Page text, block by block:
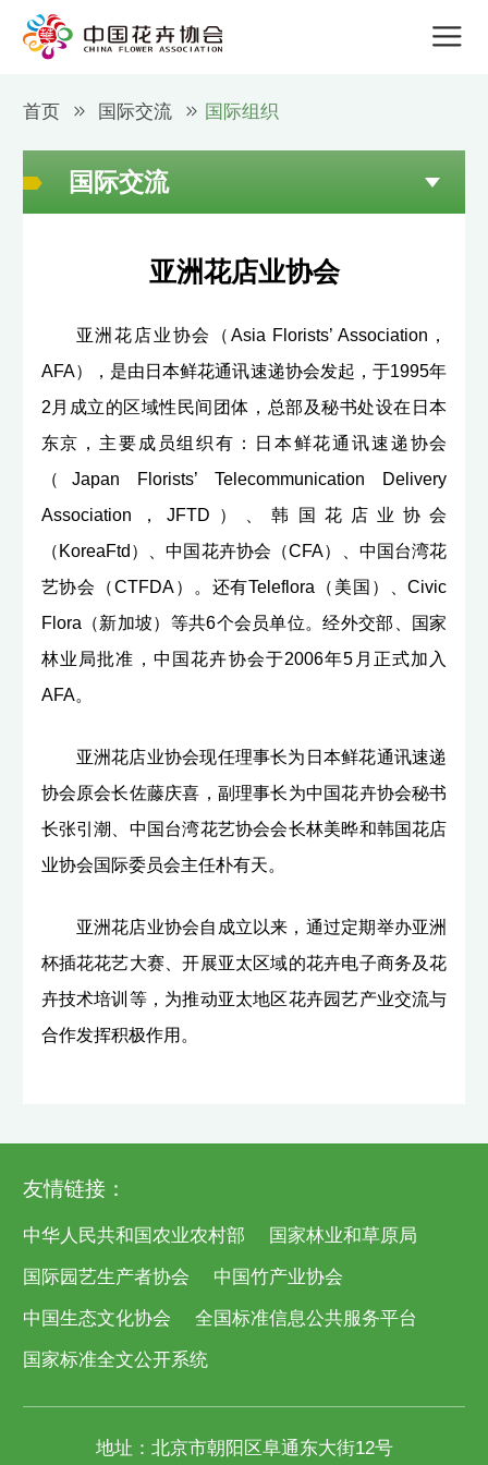
首页 国际交流 国际组织
国际交流
亚洲花店业协会
亚洲花店业协会（Asia Florists’ Association，
AFA），是由日本鲜花通讯速递协会发起，于1995年
2月成立的区域性民间团体，总部及秘书处设在日本
东京，主要成员组织有：日本鲜花通讯速递协会
（Japan Florists’ Telecommunication Delivery
Association，JFTD）、韩国花店业协会
（KoreaFtd）、中国花卉协会（CFA）、中国台湾花
艺协会（CTFDA）。还有Teleflora（美国）、Civic
Flora（新加坡）等共6个会员单位。经外交部、国家
林业局批准，中国花卉协会于2006年5月正式加入
AFA。
亚洲花店业协会现任理事长为日本鲜花通讯速递
协会原会长佐藤庆喜，副理事长为中国花卉协会秘书
长张引潮、中国台湾花艺协会会长林美晔和韩国花店
业协会国际委员会主任朴有天。
亚洲花店业协会自成立以来，通过定期举办亚洲
杯插花花艺大赛、开展亚太区域的花卉电子商务及花
卉技术培训等，为推动亚太地区花卉园艺产业交流与
合作发挥积极作用。
友情链接：
中华人民共和国农业农村部
国家林业和草原局
国际园艺生产者协会
中国竹产业协会
中国生态文化协会
全国标准信息公共服务平台
国家标准全文公开系统
地址：北京市朝阳区阜通东大街12号